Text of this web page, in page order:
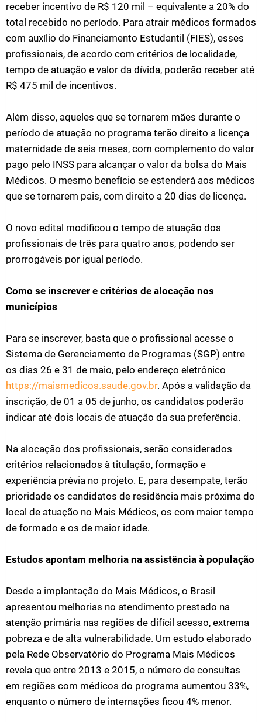
receber incentivo de R$ 120 mil – equivalente a 20% do
total recebido no período. Para atrair médicos formados
com auxílio do Financiamento Estudantil (FIES), esses
profissionais, de acordo com critérios de localidade,
tempo de atuação e valor da dívida, poderão receber até
R$ 475 mil de incentivos.
Além disso, aqueles que se tornarem mães durante o
período de atuação no programa terão direito a licença
maternidade de seis meses, com complemento do valor
pago pelo INSS para alcançar o valor da bolsa do Mais
Médicos. O mesmo benefício se estenderá aos médicos
que se tornarem pais, com direito a 20 dias de licença.
O novo edital modificou o tempo de atuação dos
profissionais de três para quatro anos, podendo ser
prorrogáveis por igual período.
Como se inscrever e critérios de alocação nos
municípios
Para se inscrever, basta que o profissional acesse o
Sistema de Gerenciamento de Programas (SGP) entre
os dias 26 e 31 de maio, pelo endereço eletrônico
https://maismedicos.saude.gov.br. Após a validação da
inscrição, de 01 a 05 de junho, os candidatos poderão
indicar até dois locais de atuação da sua preferência.
Na alocação dos profissionais, serão considerados
critérios relacionados à titulação, formação e
experiência prévia no projeto. E, para desempate, terão
prioridade os candidatos de residência mais próxima do
local de atuação no Mais Médicos, os com maior tempo
de formado e os de maior idade.
Estudos apontam melhoria na assistência à população
Desde a implantação do Mais Médicos, o Brasil
apresentou melhorias no atendimento prestado na
atenção primária nas regiões de difícil acesso, extrema
pobreza e de alta vulnerabilidade. Um estudo elaborado
pela Rede Observatório do Programa Mais Médicos
revela que entre 2013 e 2015, o número de consultas
em regiões com médicos do programa aumentou 33%,
enquanto o número de internações ficou 4% menor.